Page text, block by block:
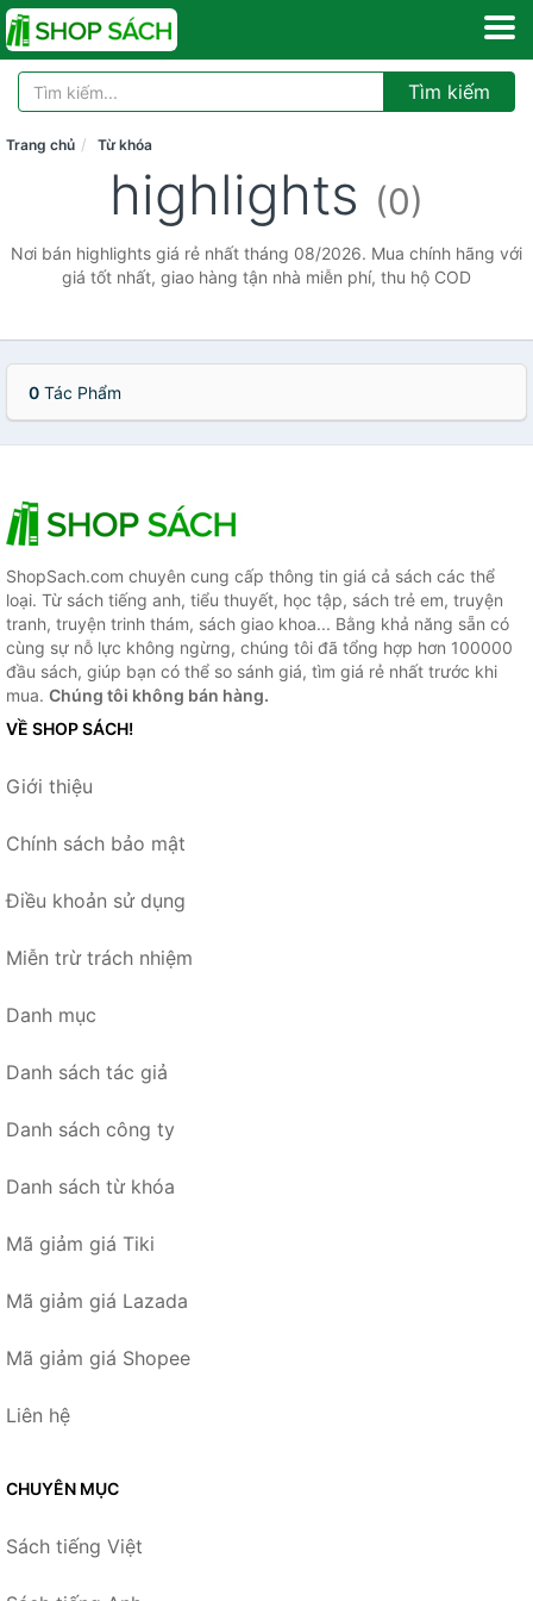
Tìm kiếm
Trang chủ Từ khóa
highlights (0)
Nơi bán highlights giá rẻ nhất tháng 08/2026. Mua chính hãng với
giá tốt nhất, giao hàng tận nhà miễn phí, thu hộ COD
0 Tác Phẩm
ShopSach.com chuyên cung cấp thông tin giá cả sách các thể
loại. Từ sách tiếng anh, tiểu thuyết, học tập, sách trẻ em, truyện
tranh, truyện trinh thám, sách giao khoa... Bằng khả năng sẵn có
cùng sự nỗ lực không ngừng, chúng tôi đã tổng hợp hơn 100000
đầu sách, giúp bạn có thể so sánh giá, tìm giá rẻ nhất trước khi
mua. Chúng tôi không bán hàng.
VỀ SHOP SÁCH!
Giới thiệu
Chính sách bảo mật
Điều khoản sử dụng
Miễn trừ trách nhiệm
Danh mục
Danh sách tác giả
Danh sách công ty
Danh sách từ khóa
Mã giảm giá Tiki
Mã giảm giá Lazada
Mã giảm giá Shopee
Liên hệ
CHUYÊN MỤC
Sách tiếng Việt